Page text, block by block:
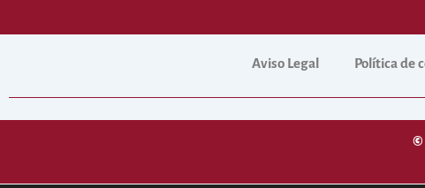
Aviso Legal Política de
©